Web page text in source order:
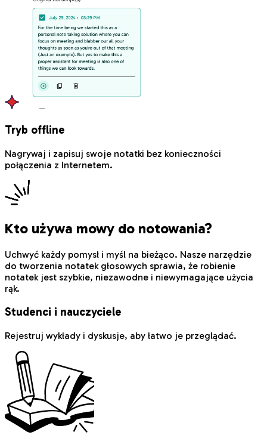
Tryb offline
Nagrywaj i zapisuj swoje notatki bez konieczności
połączenia z Internetem.
Kto używa mowy do notowania?
Uchwyć każdy pomysł i myśl na bieżąco. Nasze narzędzie
do tworzenia notatek głosowych sprawia, że ​​robienie
notatek jest szybkie, niezawodne i niewymagające użycia
rąk.
Studenci i nauczyciele
Rejestruj wykłady i dyskusje, aby łatwo je przeglądać.